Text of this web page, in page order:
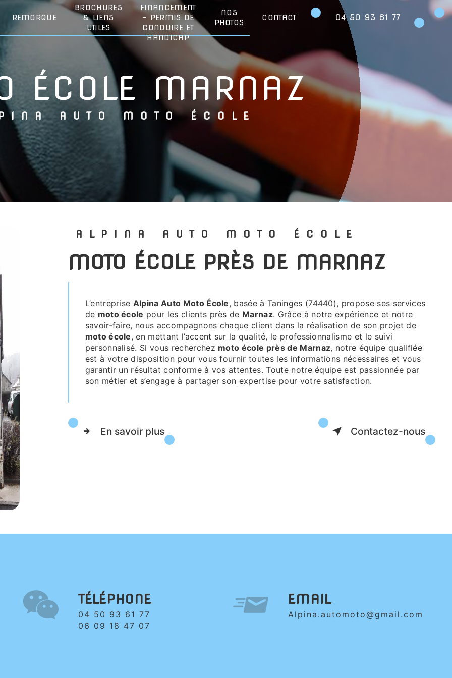
REMORQUE
BROCHURES
& LIENS
UTILES
FINANCEMENT
- PERMIS DE
CONDUIRE ET
HANDICAP
NOS
PHOTOS
CONTACT 04 50 93 61 77
ÉCOLE MARNAZ
AUTO MOTO ÉCOLE
ALPINA AUTO MOTO ÉCOLE
MOTO ÉCOLE PRÈS DE MARNAZ
L’entreprise Alpina Auto Moto École, basée à Taninges (74440), propose ses services
de moto école pour les clients près de Marnaz. Grâce à notre expérience et notre
savoir-faire, nous accompagnons chaque client dans la réalisation de son projet de
moto école, en mettant l’accent sur la qualité, le professionnalisme et le suivi
personnalisé. Si vous recherchez moto école près de Marnaz, notre équipe qualifiée
est à votre disposition pour vous fournir toutes les informations nécessaires et vous
garantir un résultat conforme à vos attentes. Toute notre équipe est passionnée par
son métier et s’engage à partager son expertise pour votre satisfaction.
En savoir plus Contactez-nous
TÉLÉPHONE
04 50 93 61 77
06 09 18 47 07
EMAIL
alpina.automoto@gmail.com